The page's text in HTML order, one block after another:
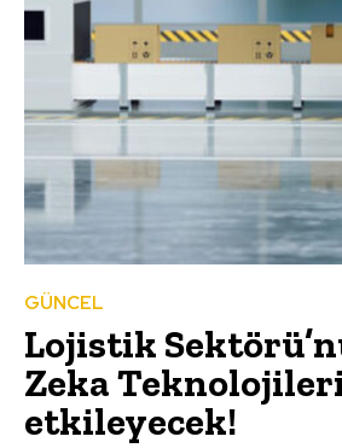
GÜNCEL
Lojistik
Zeka
etkileyecek!